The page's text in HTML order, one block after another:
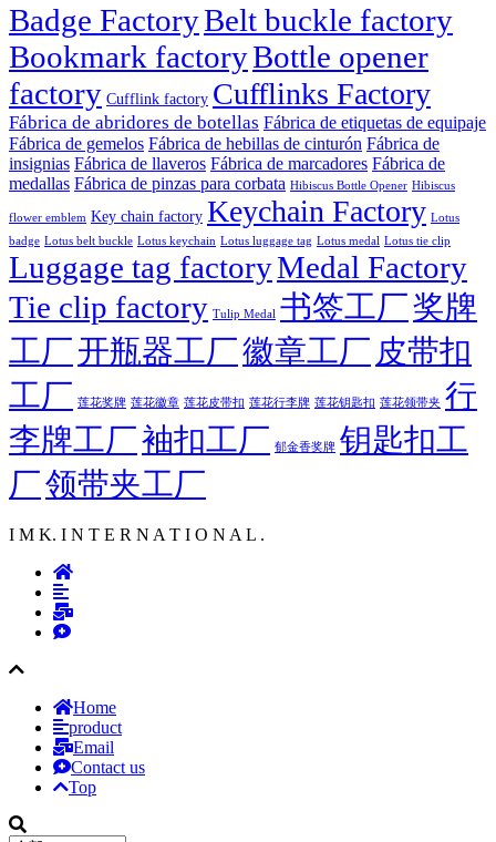
Badge FactoryBelt buckle factory
Bookmark factoryBottle opener
factory Cufflink factory Cufflinks Factory
Fábrica de abridores de botellas Fábrica de etiquetas de equipaje
Fábrica de gemelos Fábrica de hebillas de cinturón Fábrica de
insignias Fábrica de llaveros Fábrica de marcadores Fábrica de
medallas Fábrica de pinzas para corbata Hibiscus Bottle Opener Hibiscus
flower emblem Key chain factory Keychain Factory Lotus
badge Lotus belt buckle Lotus keychain Lotus luggage tag Lotus medal Lotus tie clip
Luggage tag factoryMedal Factory
Tie clip factory Tulip Medal 书签工厂奖牌
工厂开瓶器工厂徽章工厂 皮带扣
工厂 莲花奖牌 莲花徽章 莲花皮带扣 莲花行李牌 莲花钥匙扣 莲花领带夹 行
李牌工厂袖扣工厂 郁金香奖牌 钥匙扣工
厂领带夹工厂
I M K. I N T E R N A T I O N A L .
Home
product
Email
Contact us
Top